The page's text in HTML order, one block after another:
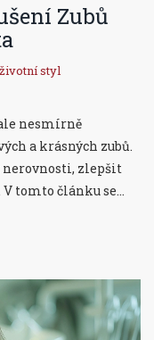
Zubů
styl
nesmírně
a krásných zubů.
nerovnosti, zlepšit
tomto článku se
měli broušení zubů